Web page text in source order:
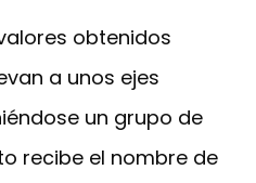
obtenidos
a unos ejes
un grupo de
recibe el nombre de